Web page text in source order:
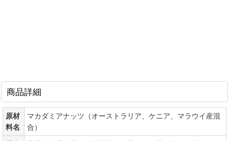
商品詳細
原材
料名
マカダミアナッツ（オーストラリア、ケニア、マラウイ産混
合）